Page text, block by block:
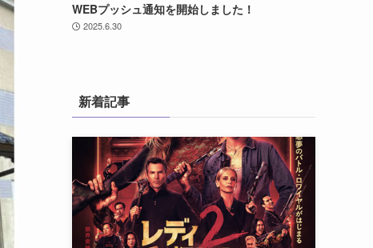
WEBプッシュ通知を開始しました！
2025.6.30
新着記事